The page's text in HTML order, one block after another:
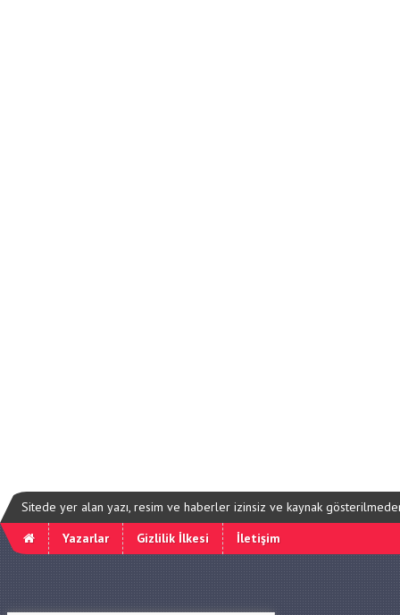
Sitede yer alan yazı, resim ve haberler izinsiz ve kaynak
Yazarlar
Gizlilik İlkesi İletişim